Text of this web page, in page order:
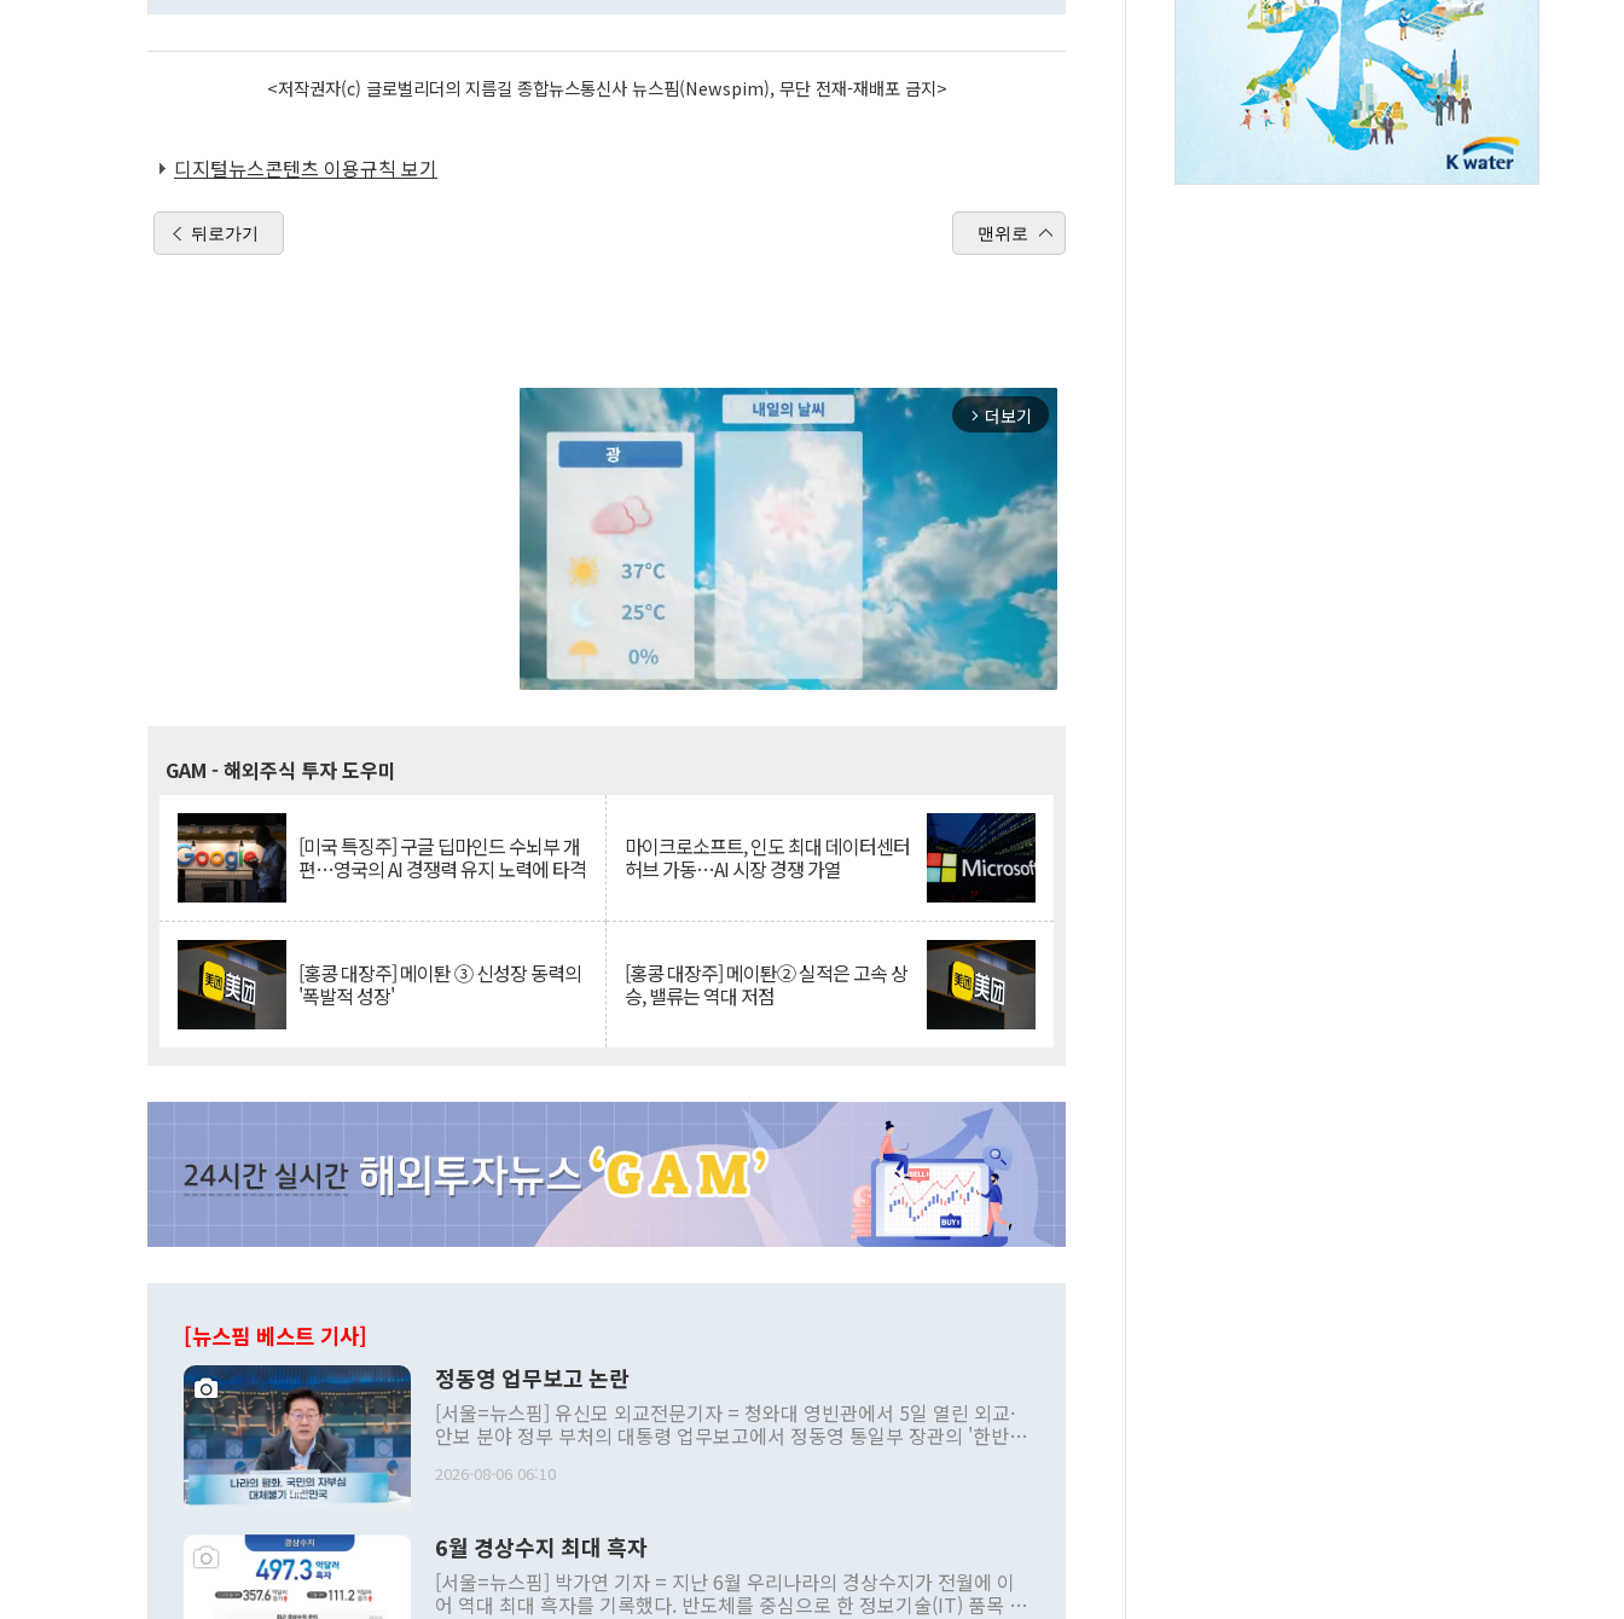
<저작권자(c) 글로벌리더의 지름길 종합뉴스통신사 뉴스핌(Newspim), 무단 전재-재배포 금지>
디지털뉴스콘텐츠 이용규칙 보기
뒤로가기 맨위로
arrow_forward_ios 더보기
GAM - 해외주식 투자 도우미
[미국 특징주] 구글 딥마인드 수뇌부 개
편…영국의 AI 경쟁력 유지 노력에 타격
마이크로소프트, 인도 최대 데이터센터
허브 가동…AI 시장 경쟁 가열
[홍콩 대장주] 메이퇀 ③ 신성장 동력의
'폭발적 성장'
[홍콩 대장주] 메이퇀② 실적은 고속 상
승, 밸류는 역대 저점
[뉴스핌 베스트 기사]
정동영 업무보고 논란
[서울=뉴스핌] 유신모 외교전문기자 = 청와대 영빈관에서 5일 열린 외교·
안보 분야 정부 부처의 대통령 업무보고에서 정동영 통일부 장관의 '한반도
발언 중에는 정부 내 조율을 거치지 않은 사안을 정책으로 추진하겠다고 공
주의적 희망에 근거한 비현실적 구상'이라는 비판을 내놨다. 그동안 정 장
관의 대북 정책 관련 발언이 물의를 빚은 적은 여러 번 있지만 대통령과 유
관 부처 장관이 공개적으로 부정적 입장을 표명한 것은 이례적이다. 정 장
2026-08-06 06:10
6월 경상수지 최대 흑자
[서울=뉴스핌] 박가연 기자 = 지난 6월 우리나라의 경상수지가 전월에 이
어 역대 최대 흑자를 기록했다. 반도체를 중심으로 한 정보기술(IT) 품목 수